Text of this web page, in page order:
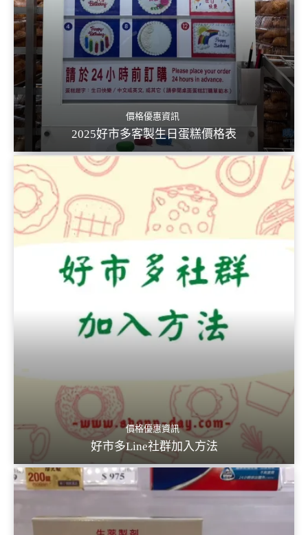
價格優惠資訊
2025好市多客製生日蛋糕價格表
價格優惠資訊
好市多Line社群加入方法